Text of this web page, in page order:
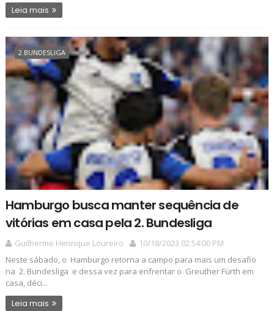
Leia mais
2.BUNDESLIGA
Hamburgo busca manter sequência de
vitórias em casa pela 2. Bundesliga
Guilherme Henrique Loureiro
10/18/2023 02:54:00 PM
Neste sábado, o Hamburgo retorna a campo para mais um desafio
na 2. Bundesliga e dessa vez para enfrentar o Greuther Fürth em
casa, déci...
Leia mais